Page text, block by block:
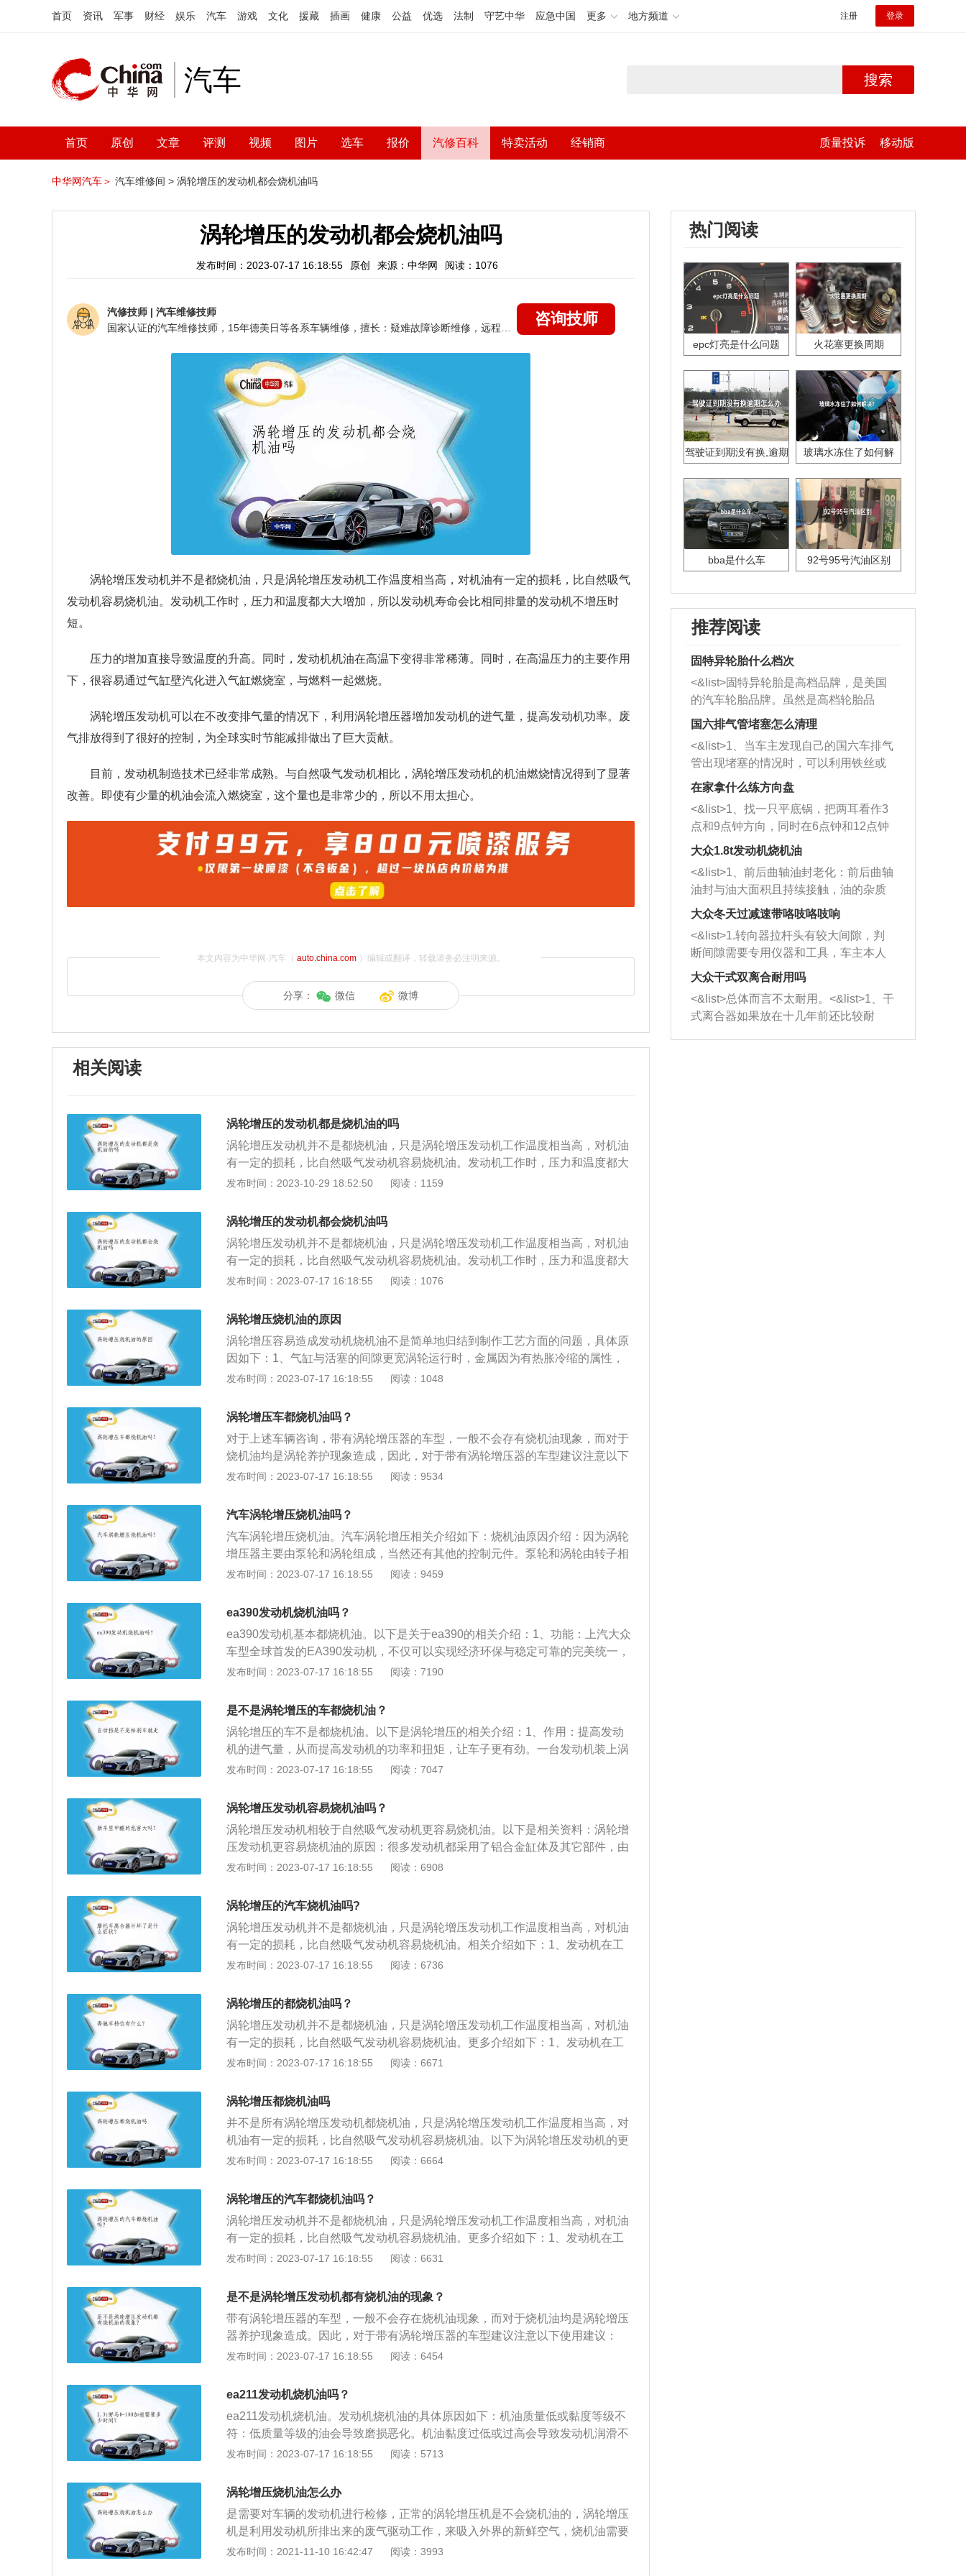
首页 资讯 军事 财经 娱乐 汽车 游戏 文化 援藏 插画 健康 公益 优选 法制 守艺中华 应急中国 更多 地方频道 注册 登录
汽车 搜索
首页 原创 文章 评测 视频 图片 选车 报价 汽修百科 特卖活动 经销商 质量投诉 移动版
中华网汽车＞ 汽车维修间 > 涡轮增压的发动机都会烧机油吗
涡轮增压的发动机都会烧机油吗
发布时间：2023-07-17 16:18:55 原创 来源：中华网 阅读：1076
汽修技师 | 汽车维修技师
咨询技师
涡轮增压发动机并不是都烧机油，只是涡轮增压发动机工作温度相当高，对机油有一定的损耗，比自然吸气
发动机容易烧机油。发动机工作时，压力和温度都大大增加，所以发动机寿命会比相同排量的发动机不增压时
短。
压力的增加直接导致温度的升高。同时，发动机机油在高温下变得非常稀薄。同时，在高温压力的主要作用
下，很容易通过气缸壁汽化进入气缸燃烧室，与燃料一起燃烧。
涡轮增压发动机可以在不改变排气量的情况下，利用涡轮增压器增加发动机的进气量，提高发动机功率。废
气排放得到了很好的控制，为全球实时节能减排做出了巨大贡献。
目前，发动机制造技术已经非常成熟。与自然吸气发动机相比，涡轮增压发动机的机油燃烧情况得到了显著
改善。即使有少量的机油会流入燃烧室，这个量也是非常少的，所以不用太担心。
本文内容为中华网·汽车（ auto.china.com）编辑或翻译，转载请务必注明来源。
分享： 微信 微博
相关阅读
涡轮增压的发动机都是烧机油的吗
涡轮增压发动机并不是都烧机油，只是涡轮增压发动机工作温度相当高，对机油
有一定的损耗，比自然吸气发动机容易烧机油。发动机工作时，压力和温度都大
大增加，所以发动机寿命会比相同排量的发动机不增压时短。压力的增加直接导
主要作用下，很容易通过气缸壁汽化进入气缸燃烧室，与燃料一起燃烧。涡轮增
压发动机可以在不改变排气量的情况下，利用涡轮增压器增加发动机的进气量，
提高发动机功率。废气排放得到了很好的控制，为全球实时节能减排做出了巨大
贡献。目前，发动机制造技术已经非常成熟。与自然吸气发动机相比，涡轮增压
发动机的机油燃烧情况得到了显著改善。即使有少量的机油会流入燃烧室，这个
发布时间：2023-10-29 18:52:50 阅读：1159
涡轮增压的发动机都会烧机油吗
涡轮增压发动机并不是都烧机油，只是涡轮增压发动机工作温度相当高，对机油
有一定的损耗，比自然吸气发动机容易烧机油。发动机工作时，压力和温度都大
大增加，所以发动机寿命会比相同排量的发动机不增压时短。压力的增加直接导
主要作用下，很容易通过气缸壁汽化进入气缸燃烧室，与燃料一起燃烧。涡轮增
压发动机可以在不改变排气量的情况下，利用涡轮增压器增加发动机的进气量，
提高发动机功率。废气排放得到了很好的控制，为全球实时节能减排做出了巨大
贡献。目前，发动机制造技术已经非常成熟。与自然吸气发动机相比，涡轮增压
发动机的机油燃烧情况得到了显著改善。即使有少量的机油会流入燃烧室，这个
发布时间：2023-07-17 16:18:55 阅读：1076
涡轮增压烧机油的原因
涡轮增压容易造成发动机烧机油不是简单地归结到制作工艺方面的问题，具体原
因如下：1、气缸与活塞的间隙更宽涡轮运行时，金属因为有热胀冷缩的属性，
发动机气缸与活塞之间的间隙就会因为温度的快速升高而变小，所以涡轮增压发
样汽车刚开始运行的时候，就会有更多的机油油气窜进燃烧室，形成烧机油。解
决办法：建议更换或者维修气缸和活塞。2、油气分离器的工艺问题现今的工
艺，油气分离器分离不彻底，部分机油蒸汽随着混合气进了燃烧室一起燃烧，而
涡轮增压发动机对油气分离器的材质、设计要求更高，这样相对来说涡轮增压发
动机就更容易烧机油了。解决办法：建议及时检查汽油分离问题。3、转子通过
子工作时的转速非常高，所以涡轮增压器一般用全浮动轴承，由机油来进行润滑
和冷却，这方面来讲也造成了机油的过多消耗。解决办法：建议检查转子和润滑
油问题。
发布时间：2023-07-17 16:18:55 阅读：1048
涡轮增压车都烧机油吗？
对于上述车辆咨询，带有涡轮增压器的车型，一般不会存有烧机油现象，而对于
烧机油均是涡轮养护现象造成，因此，对于带有涡轮增压器的车型建议注意以下
使用建议建议使用合成润滑油和定期更换、清洁空滤，其次，在行驶过程中，车
热量也无法被机油带走，容易造成涡轮增压器转轴与轴套之间“咬死”。
发布时间：2023-07-17 16:18:55 阅读：9534
汽车涡轮增压烧机油吗？
汽车涡轮增压烧机油。汽车涡轮增压相关介绍如下：烧机油原因介绍：因为涡轮
增压器主要由泵轮和涡轮组成，当然还有其他的控制元件。泵轮和涡轮由转子相
连，转子工作时的转速将达到每分钟十几万转，如此高的转速令到常见的机械滚
行润滑以及冷却。涡轮增压发动机使用机油介绍：涡轮增压发动机最好使用全合
解，后又与其它多种物质合成，最后才生产出合成机油。因此全合成机油的化学
成分更稳定、阻力更小，可以在降低油耗的同时，更好的保护引擎。
发布时间：2023-07-17 16:18:55 阅读：9459
ea390发动机烧机油吗？
ea390发动机基本都烧机油。以下是关于ea390的相关介绍：1、功能：上汽大众
车型全球首发的EA390发动机，不仅可以实现经济环保与稳定可靠的完美统一，
更可以将动力水平和驾乘体验提升至全新境界。4、概述：EA390由于是进口发
L、3.6L等不同排量，采用燃油直喷技术，每缸4气门，发动机夹角很小（只有1
0°-15°），结构紧凑。大众途昂上搭载的就是EA390的发动机。
发布时间：2023-07-17 16:18:55 阅读：7190
是不是涡轮增压的车都烧机油？
涡轮增压的车不是都烧机油。以下是涡轮增压的相关介绍：1、作用：提高发动
机的进气量，从而提高发动机的功率和扭矩，让车子更有劲。一台发动机装上涡
轮增压器后，其最大功率与未装增压器的时候相比可以增加40%甚至更高。2、
构成：汽油机涡轮增压系统是由涡轮增压器和中冷器两部分组成，通过涡轮增压
器压缩空气，由中冷器对压缩后的空气进行冷却。涡轮增压器由涡轮室和增压器
组成。
发布时间：2023-07-17 16:18:55 阅读：7047
涡轮增压发动机容易烧机油吗？
涡轮增压发动机相较于自然吸气发动机更容易烧机油。以下是相关资料：涡轮增
压发动机更容易烧机油的原因：很多发动机都采用了铝合金缸体及其它部件，由
于金属都有热胀冷缩的现象，涡轮运行时，发动机气缸与活塞之间的间隙会因为
的时候预留了更宽的气缸与活塞间隙，以免高温膨胀后导致部件挤压受损。这
样，在发动机启动时，在使用相同粘度的机油的情况下，涡轮增压发动机相较于
自然吸气发动机会有更多的机油油气窜进燃烧室，造成烧机油。
发布时间：2023-07-17 16:18:55 阅读：6908
涡轮增压的汽车烧机油吗?
涡轮增压发动机并不是都烧机油，只是涡轮增压发动机工作温度相当高，对机油
有一定的损耗，比自然吸气发动机容易烧机油。相关介绍如下：1、发动机在工
作时候的压力和温度全部大大升高，因此发动机寿命会比同样排量没有经过增压
时在高温压力主要作用下容易汽化通过汽缸壁进入气缸燃烧室，和燃油一起被
烧。扩展内容：涡轮增压发动机可以在不改变排气量的前提下，利用涡轮增压器
增加发动机的进气量，提升发动机动力。很好的控制了尾气排放，为全球实时节
能减排做出了不小贡献。
发布时间：2023-07-17 16:18:55 阅读：6736
涡轮增压的都烧机油吗？
涡轮增压发动机并不是都烧机油，只是涡轮增压发动机工作温度相当高，对机油
有一定的损耗，比自然吸气发动机容易烧机油。更多介绍如下：1、发动机在工
作时候的压力和温度全部大大升高，因此发动机寿命会比同样排量没有经过增压
高温压力主要作用下容易汽化通过汽缸壁进入气缸燃烧室，和燃油一起被烧。
2、涡轮增压发动机可以在不改变排气量的前提下，利用涡轮增压器增加发动机
的进气量，提升发动机动力。很好的控制了尾气排放，为全球实时节能减排做出
了不小贡献。3、目前的发动机制造技术已经非常成熟，相比自然吸气发动机，
涡轮增压发动机烧机油的状况已经得到非常明显的改善，即便是有一少部分机油
发布时间：2023-07-17 16:18:55 阅读：6671
涡轮增压都烧机油吗
并不是所有涡轮增压发动机都烧机油，只是涡轮增压发动机工作温度相当高，对
机油有一定的损耗，比自然吸气发动机容易烧机油。以下为涡轮增压发动机的更
多介绍：1、发动机在工作时候的压力和温度全部大大升高，因此发动机寿命会
高温下变得很稀，同时在高温压力主要作用下容易汽化通过汽缸壁进入气缸燃烧
室，和燃油一起被烧。2、涡轮增压发动机可以在不改变排气量的前提下，利用
涡轮增压器增加发动机的进气量，提升发动机动力，可以很好地控制尾气排放。
发布时间：2023-07-17 16:18:55 阅读：6664
涡轮增压的汽车都烧机油吗？
涡轮增压发动机并不是都烧机油，只是涡轮增压发动机工作温度相当高，对机油
有一定的损耗，比自然吸气发动机容易烧机油。更多介绍如下：1、发动机在工
作时候的压力和温度全部大大升高，因此发动机寿命会比同样排量没有经过增压
高温压力主要作用下容易汽化通过汽缸壁进入气缸燃烧室，和燃油一起被烧。
2、涡轮增压发动机可以在不改变排气量的前提下，利用涡轮增压器增加发动机
的进气量，提升发动机动力。很好的控制了尾气排放，为全球实时节能减排做出
了不小贡献。3、目前的发动机制造技术已经非常成熟，相比自然吸气发动机，
涡轮增压发动机烧机油的状况已经得到非常明显的改善，即便是有一少部分机油
发布时间：2023-07-17 16:18:55 阅读：6631
是不是涡轮增压发动机都有烧机油的现象？
带有涡轮增压器的车型，一般不会存在烧机油现象，而对于烧机油均是涡轮增压
器养护现象造成。因此，对于带有涡轮增压器的车型建议注意以下使用建议：
1、使用合成润滑油和定期更换、清洁空滤。2、在行驶过程中，车辆高速运转
被机油带走，容易造成涡轮增压器转轴与轴套之间“咬死”。3、发动机突然熄火
被吸收到涡轮增压器壳体上，将停留在增压器内部的机油熬成积炭。4、积炭越
积越多时就会阻塞进油口，导致轴套缺油，加速涡轮转轴与轴套之间的磨损，甚
至产生“咬死”的严重后果。
发布时间：2023-07-17 16:18:55 阅读：6454
ea211发动机烧机油吗？
ea211发动机烧机油。发动机烧机油的具体原因如下：机油质量低或黏度等级不
符：低质量等级的油会导致磨损恶化。机油黏度过低或过高会导致发动机润滑不
良，增加活塞环和气缸壁的磨损，降低密封性能，导致燃油燃烧。机油加注超
会进入燃烧室过度燃烧。涡轮增压器漏油：涡轮增压器的涡轮轴有润滑的浮动轴
承，管路或轴承漏油会导致机油从涡轮增压器渗入排气管，当排气管温度较高
时，油被烘烤并排放到蓝烟中。
发布时间：2023-07-17 16:18:55 阅读：5713
涡轮增压烧机油怎么办
是需要对车辆的发动机进行检修，正常的涡轮增压机是不会烧机油的，涡轮增压
机是利用发动机所排出来的废气驱动工作，来吸入外界的新鲜空气，烧机油需要
更换发动机活塞环，清理车辆发动机的节气门，清除发动机里的积碳。涡轮增压
发布时间：2021-11-10 16:42:47 阅读：3993
热门阅读
epc灯亮是什么问题 火花塞更换周期
驾驶证到期没有换,逾期
玻璃水冻住了如何解
bba是什么车 92号95号汽油区别
推荐阅读
固特异轮胎什么档次
<&list>固特异轮胎是高档品牌，是美国
的汽车轮胎品牌。虽然是高档轮胎品
牌，但是中高低端的轮胎都有生产，这
也是为了更好的开拓市场。
国六排气管堵塞怎么清理
<&list>1、当车主发现自己的国六车排气
管出现堵塞的情况时，可以利用铁丝或
者是细棍，直接将杂物给取出来，如果
堵塞情况比较严重，也可以采取应急措
施。 <&list>2、直接利用木棍将所有的
杂物推到排气管里面的位置处，然后将
三元催化器拆解开，就可以将堵塞的东
西取出来。但如果是因为积碳过多引起
的堵塞，就需要将三元催化器泡在草酸
洗剂对堵塞的情况得到解决，将清洗剂
放在燃油箱中，与燃油混合后，车辆启
动时，就可以和汽油一起进入到燃烧
室，最后形成废气排出，就可以让三元
催化器得到清洗，排气管堵塞的情况就
能够得到解决。
在家拿什么练方向盘
<&list>1、找一只平底锅，把两耳看作3
点和9点钟方向，同时在6点钟和12点钟
方向做一个标记。 <&list>2、双手握住
一圈半的练习，往右同样也要打相同的
圈数。 <&list>3、最后强调要反复练
习，这样就可以形成肌肉记忆，在真实
驾驶车辆时，不需要记忆也能打好方
向。
大众1.8t发动机烧机油
<&list>1、前后曲轴油封老化：前后曲轴
油封与油大面积且持续接触，油的杂质
和发动机内持续温度变化使其密封效果
逐渐减弱，导致渗油或漏油。<&list>2、
活塞间隙过大：积碳会使活塞环与缸体
的间隙扩大，导致机油流入燃烧室中，
造成烧机油。<&list>3、机油粘度。使用
机油粘度过小的话，同样会有烧机油现
象，机油粘度过小具有很好的流动性，
大众冬天过减速带咯吱咯吱响
<&list>1.转向器拉杆头有较大间隙，判
断间隙需要专用仪器和工具，车主本人
无法制作，需要将车辆送到修理厂或4s
店；<&list>2.车辆半轴套管防尘罩破
裂，破裂后会出现漏油现象，使半轴磨
损严重，磨损的半轴容易损坏，产生异
响；<&list>3.稳定器的转向胶套和球头
大众干式双离合耐用吗
<&list>总体而言不太耐用。<&list>1、干
式离合器如果放在十几年前还比较耐